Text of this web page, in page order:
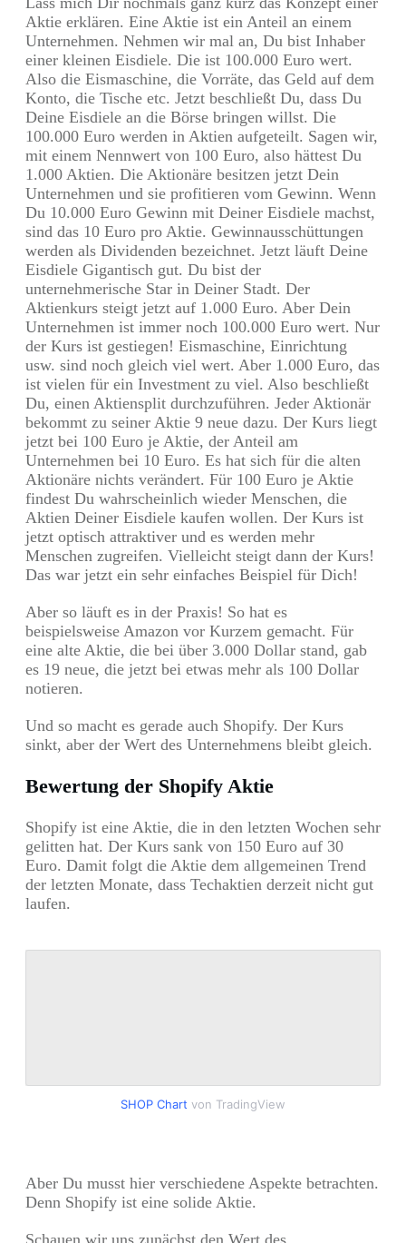
Aktie erklären. Eine Aktie ist ein Anteil an einem
Unternehmen. Nehmen wir mal an, Du bist Inhaber
einer kleinen Eisdiele. Die ist 100.000 Euro wert.
Also die Eismaschine, die Vorräte, das Geld auf dem
Konto, die Tische etc. Jetzt beschließt Du, dass Du
Deine Eisdiele an die Börse bringen willst. Die
100.000 Euro werden in Aktien aufgeteilt. Sagen wir,
mit einem Nennwert von 100 Euro, also hättest Du
1.000 Aktien. Die Aktionäre besitzen jetzt Dein
Unternehmen und sie profitieren vom Gewinn. Wenn
Du 10.000 Euro Gewinn mit Deiner Eisdiele machst,
sind das 10 Euro pro Aktie. Gewinnausschüttungen
werden als Dividenden bezeichnet. Jetzt läuft Deine
Eisdiele Gigantisch gut. Du bist der
unternehmerische Star in Deiner Stadt. Der
Aktienkurs steigt jetzt auf 1.000 Euro. Aber Dein
Unternehmen ist immer noch 100.000 Euro wert. Nur
der Kurs ist gestiegen! Eismaschine, Einrichtung
usw. sind noch gleich viel wert. Aber 1.000 Euro, das
ist vielen für ein Investment zu viel. Also beschließt
Du, einen Aktiensplit durchzuführen. Jeder Aktionär
bekommt zu seiner Aktie 9 neue dazu. Der Kurs liegt
jetzt bei 100 Euro je Aktie, der Anteil am
Unternehmen bei 10 Euro. Es hat sich für die alten
Aktionäre nichts verändert. Für 100 Euro je Aktie
findest Du wahrscheinlich wieder Menschen, die
Aktien Deiner Eisdiele kaufen wollen. Der Kurs ist
jetzt optisch attraktiver und es werden mehr
Menschen zugreifen. Vielleicht steigt dann der Kurs!
Das war jetzt ein sehr einfaches Beispiel für Dich!
Aber so läuft es in der Praxis! So hat es
beispielsweise Amazon vor Kurzem gemacht. Für
eine alte Aktie, die bei über 3.000 Dollar stand, gab
es 19 neue, die jetzt bei etwas mehr als 100 Dollar
notieren.
Und so macht es gerade auch Shopify. Der Kurs
sinkt, aber der Wert des Unternehmens bleibt gleich.
Bewertung der Shopify Aktie
Shopify ist eine Aktie, die in den letzten Wochen sehr
gelitten hat. Der Kurs sank von 150 Euro auf 30
Euro. Damit folgt die Aktie dem allgemeinen Trend
der letzten Monate, dass Techaktien derzeit nicht gut
laufen.
SHOP Chart von TradingView
Aber Du musst hier verschiedene Aspekte betrachten.
Denn Shopify ist eine solide Aktie.
Schauen wir uns zunächst den Wert des